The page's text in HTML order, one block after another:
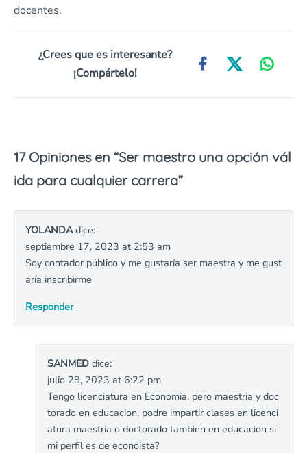
docentes.
¿Crees que es interesante?
¡Compártelo!
17 Opiniones en “Ser maestro una opción vál
ida para cualquier carrera”
YOLANDAdice:
septiembre 17, 2023 at 2:53 am
Soy contador público y me gustaría ser maestra y me gust
aría inscribirme
Responder
SANMED dice:
julio 28, 2023 at 6:22 pm
Tengo licenciatura en Economia, pero maestria y doc
torado en educacion, podre impartir clases en licenci
atura maestria o doctorado tambien en educacion si
mi perfil es de econoista?